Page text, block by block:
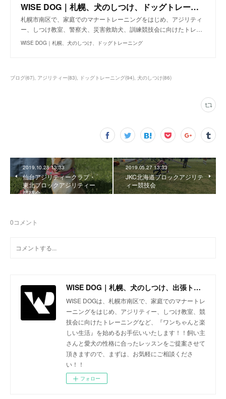
WISE DOG｜札幌、犬のしつけ、ドッグトレーニング
札幌市南区で、家庭でのマナートレーニングをはじめ、アジリティ
ー、しつけ教室、警察犬、災害救助犬、訓練競技会に向けたトレ…
WISE DOG｜札幌、犬のしつけ、ドッグトレーニング
ブログ(67) アジリティー(83) ドッグトレーニング(94) 犬のしつけ(86)
2019.10.28 13:33
仙台アジリティークラブ・
東北ブロックアジリティー
競技会
2019.05.27 13:33
JKC北海道ブロックアジリテ
ィー競技会
0コメント
WISE DOG｜札幌、犬のしつけ、出張トレーニング、しつけ教室、アジリティー、ドッグトレーニング
WISE DOGは、札幌市南区で、家庭でのマナートレ
ーニングをはじめ、アジリティー、しつけ教室、競
技会に向けたトレーニングなど、『ワンちゃんと楽
しい生活』を始めるお手伝いいたします！！飼い主
さんと愛犬の性格に合ったレッスンをご提案させて
頂きますので、まずは、お気軽にご相談くださ
い！！
フォロー